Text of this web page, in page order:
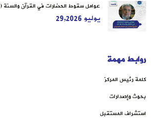
عوامل سقوط الحضارات في القرآن والسنة (6-6)
يوليو 29,2026
روابط مهمة
كلمة رئيس المركز
بحوث وإصدارات
استشراف المستقبل